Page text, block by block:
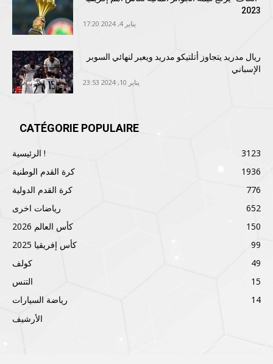
2023
يناير 4, 2024 17:20
ريال مدريد يتجاوز أتلتيكو مدريد ويعبر لنهائي السوبر
الإسباني
يناير 10, 2024 23:53
CATÉGORIE POPULAIRE
الرئيسية !
3123
كرة القدم الوطنية
1936
كرة القدم الدولية
776
رياضات اخرى
652
كأس العالم 2026
150
كأس إفريقيا 2025
99
كولف
49
التنس
15
رياضة السيارات
14
الأرشيف